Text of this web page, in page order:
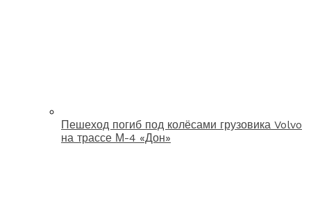
Пешеход погиб под колёсами грузовика Volvo
на трассе М-4 «Дон»